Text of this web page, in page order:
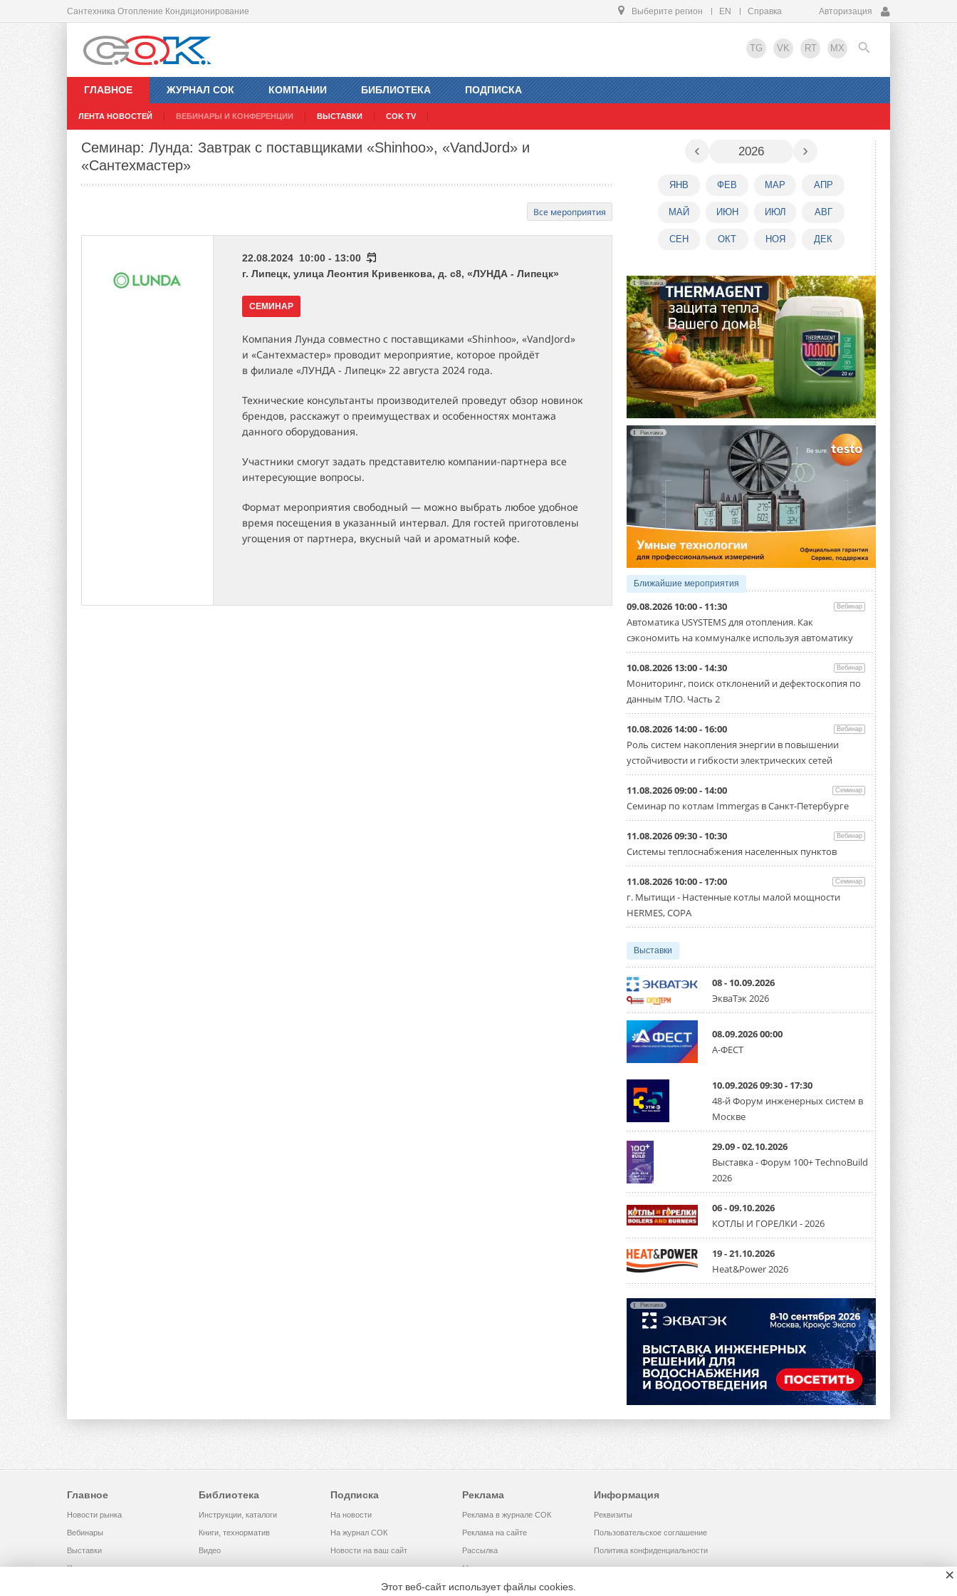
Сантехника Отопление Кондиционирование Выберите регион EN Справка Авторизация
TG VK RT MX
ГЛАВНОЕ
ЛЕНТА НОВОСТЕЙ ВЕБИНАРЫ И КОНФЕРЕНЦИИ ВЫСТАВКИ COK TV
ЖУРНАЛ СОК КОМПАНИИ БИБЛИОТЕКА ПОДПИСКА
EN
Семинар: Лунда: Завтрак с поставщиками «Shinhoo», «VandJord» и
«Сантехмастер»
Все мероприятия
22.08.2024 10:00 - 13:00
г. Липецк, улица Леонтия Кривенкова, д. с8, «ЛУНДА - Липецк»
СЕМИНАР
Компания Лунда совместно с поставщиками «Shinhoo», «VandJord»
и «Сантехмастер» проводит мероприятие, которое пройдёт
в филиале «ЛУНДА - Липецк» 22 августа 2024 года.
Технические консультанты производителей проведут обзор новинок
брендов, расскажут о преимуществах и особенностях монтажа
данного оборудования.
Участники смогут задать представителю компании-партнера все
интересующие вопросы.
Формат мероприятия свободный — можно выбрать любое удобное
время посещения в указанный интервал. Для гостей приготовлены
угощения от партнера, вкусный чай и ароматный кофе.
‹ 2026 ›
ЯНВ ФЕВ МАР АПР
МАЙ ИЮН ИЮЛ АВГ
СЕН ОКТ НОЯ ДЕК
Реклама
Реклама
Ближайшие мероприятия
09.08.2026 10:00 - 11:30 Вебинар
Автоматика USYSTEMS для отопления. Как
сэкономить на коммуналке используя автоматику
10.08.2026 13:00 - 14:30 Вебинар
Мониторинг, поиск отклонений и дефектоскопия по
данным ТЛО. Часть 2
10.08.2026 14:00 - 16:00 Вебинар
Роль систем накопления энергии в повышении
устойчивости и гибкости электрических сетей
11.08.2026 09:00 - 14:00 Семинар
Семинар по котлам Immergas в Санкт-Петербурге
11.08.2026 09:30 - 10:30 Вебинар
Системы теплоснабжения населенных пунктов
11.08.2026 10:00 - 17:00 Семинар
г. Мытищи - Настенные котлы малой мощности
HERMES, COPA
Выставки
08 - 10.09.2026
ЭкваТэк 2026
08.09.2026 00:00
А-ФЕСТ
10.09.2026 09:30 - 17:30
48-й Форум инженерных систем в
Москве
29.09 - 02.10.2026
Выставка - Форум 100+ TechnoBuild
2026
06 - 09.10.2026
КОТЛЫ И ГОРЕЛКИ - 2026
19 - 21.10.2026
Heat&Power 2026
Реклама
Главное
Новости рынка
Вебинары
Выставки
Помощь
Библиотека
Инструкции, каталоги
Книги, технорматив
Видео
Подписка
На новости
На журнал СОК
Новости на ваш сайт
Реклама
Реклама в журнале СОК
Реклама на сайте
Рассылка
Медиакит
Информация
Реквизиты
Пользовательское соглашение
Политика конфиденциальности
Этот веб-сайт использует файлы cookies.
×